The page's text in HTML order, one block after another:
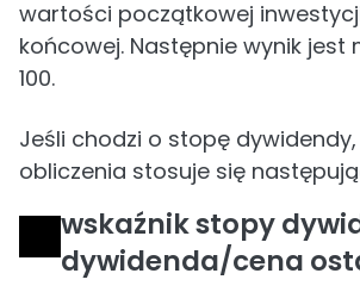
wartości początkowej
końcowej. Następnie wynik jest
100.
Jeśli chodzi o stopę
obliczenia stosuje się
wskaźnik stopy
dywidenda/cena